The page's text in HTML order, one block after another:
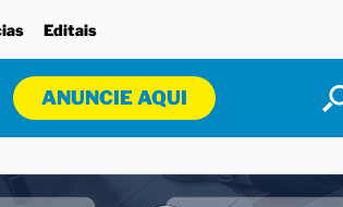
Editais
ANUNCIE AQUI